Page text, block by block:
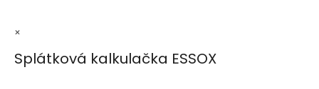
×
Splátková kalkulačka ESSOX